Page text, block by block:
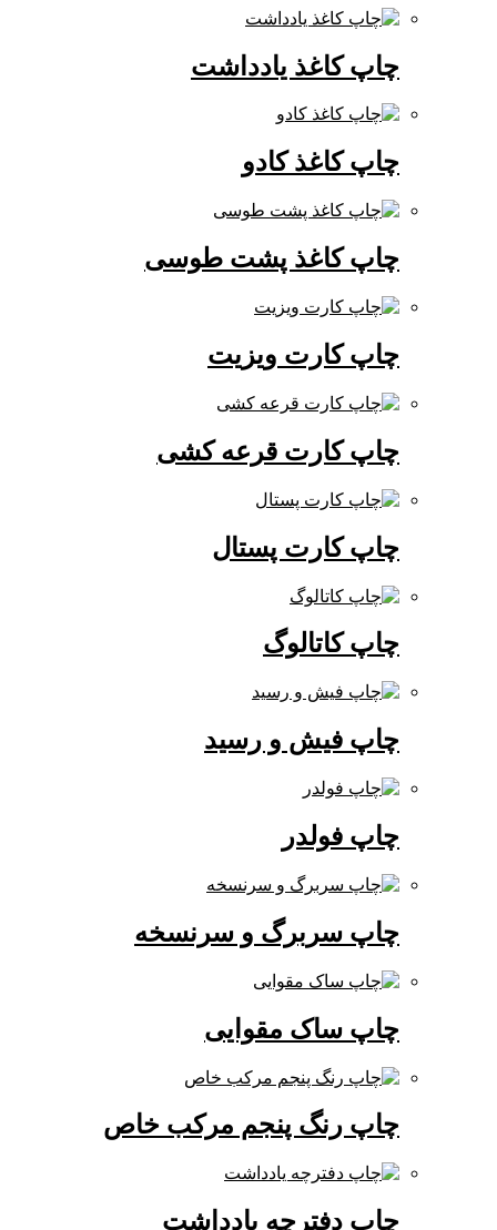
چاپ کاغذ یادداشت
چاپ کاغذ کادو
چاپ کاغذ پشت طوسی
چاپ کارت ویزیت
چاپ کارت قرعه کشی
چاپ کارت پستال
چاپ کاتالوگ
چاپ فیش و رسید
چاپ فولدر
چاپ سربرگ و سرنسخه
چاپ ساک مقوایی
چاپ رنگ پنجم مرکب خاص
چاپ دفترچه یادداشت